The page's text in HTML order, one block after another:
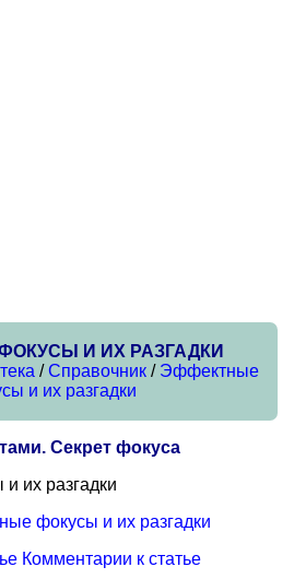
И ИХ РАЗГАДКИ
/Справочник/ Эффектные
и их разгадки
Секрет фокуса
фокусы и их разгадки
Комментарии к статье